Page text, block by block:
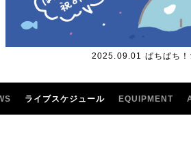
2025.09.01 ぱちぱち！
ライブスケジュール EQUIPMENT